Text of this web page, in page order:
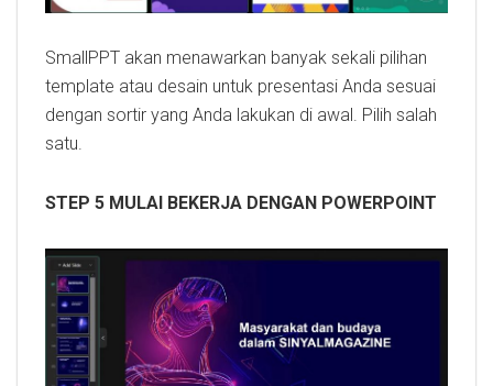
SmallPPT akan menawarkan banyak sekali pilihan
template atau desain untuk presentasi Anda sesuai
dengan sortir yang Anda lakukan di awal. Pilih salah
satu.
STEP 5 MULAI BEKERJA DENGAN POWERPOINT